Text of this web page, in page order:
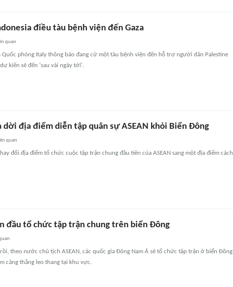
điều tàu bệnh viện đến Gaza
quan
Quốc phòng Italy thông báo đang cử một tàu bệnh viện đến hỗ trợ người dân Palestine
kiến sẽ đến 'sau vài ngày tới'.
dời địa điểm diễn tập quân sự ASEAN khỏi Biển Đông
quan
đổi địa điểm tổ chức cuộc tập trận chung đầu tiên của ASEAN sang một địa điểm cách
đầu tổ chức tập trận chung trên biển Đông
theo nước chủ tịch ASEAN, các quốc gia Đông Nam Á sẽ tổ chức tập trận ở biển Đông
căng thẳng leo thang tại khu vực.